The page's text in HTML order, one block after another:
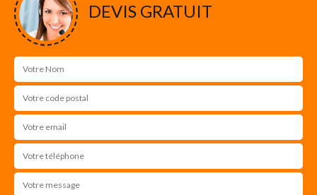
DEVIS GRATUIT